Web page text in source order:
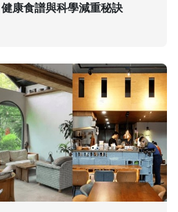
康食譜與科學減重秘訣